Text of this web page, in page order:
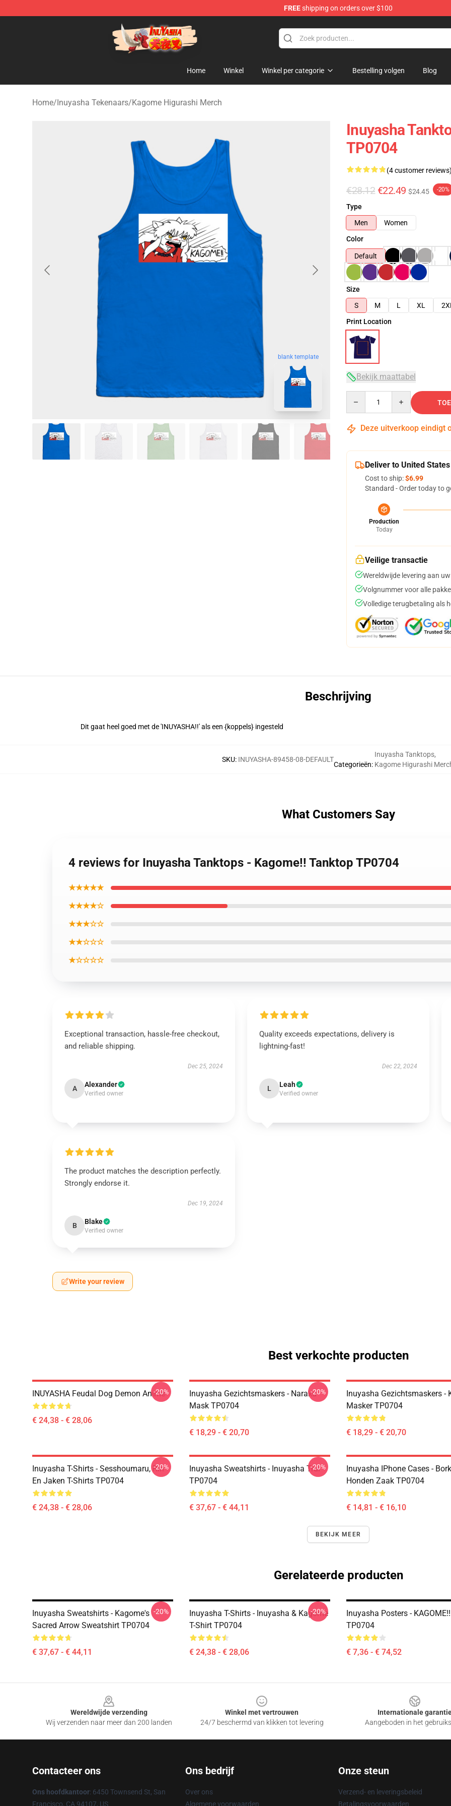
FREEshipping on orders over $100
Inuyasha Store - Official Inuyasha Merchandise Shop
Home Winkel Winkel per categorie Bestelling volgen Blog
Home/Inuyasha Tekenaars/Kagome Higurashi Merch
blank template
Inuyasha
TP0704
(4 customer reviews)
€28.12 €22.49 $24.45 -20%
Type
Men
Women
Color
Default
Size
S
M L XL 2XL
Print Location
Bekijk maattabel
Deze uitverkoop eindigt
Deliver to United States
Cost to ship:$6.99
Standard - Order today to
Production
Today
Veilige transactie
Wereldwijde levering aan
Volgnummer voor alle
Volledige terugbetaling als
Beschrijving
Dit gaat heel goed met de 'INUYASHA!!' als een {koppels} ingesteld
SKU: INUYASHA-89458-08-DEFAULT
Categorieën:
Inuyasha Tanktops,
Kagome Higurashi
What Customers Say
4 reviews for Inuyasha Tanktops - Kagome!! Tanktop TP0704
★★★★★
★★★★☆
★★★☆☆
★★☆☆☆
★☆☆☆☆
Exceptional transaction, hassle-free checkout,
and reliable shipping.
Dec 25, 2024
A Alexander
Verified owner
Quality exceeds expectations, delivery is
lightning-fast!
Dec 22, 2024
L Leah
Verified owner
The product matches the description perfectly.
Strongly endorse it.
Dec 19, 2024
B Blake
Verified owner
Write your review
Best verkochte producten
INUYASHA Feudal Dog Demon Anime
€ 24,38 - € 28,06
-20%
Inuyasha Gezichtsmaskers - Naraku
Mask TP0704
€ 18,29 - € 20,70
-20%
Inuyasha Gezichtsmaskers -
Masker TP0704
€ 18,29 - € 20,70
Inuyasha T-Shirts - Sesshoumaru, Rin
En Jaken T-Shirts TP0704
€ 24,38 - € 28,06
-20%
Inuyasha Sweatshirts - Inuyasha Trui
TP0704
€ 37,67 - € 44,11
-20%
Inuyasha IPhone Cases -
Honden Zaak TP0704
€ 14,81 - € 16,10
BEKIJK MEER
Gerelateerde producten
Inuyasha Sweatshirts - Kagome's
Sacred Arrow Sweatshirt TP0704
€ 37,67 - € 44,11
-20%
Inuyasha T-Shirts - Inuyasha & Kagome
T-Shirt TP0704
€ 24,38 - € 28,06
-20%
Inuyasha Posters -
TP0704
€ 7,36 - € 74,52
Wereldwijde verzending
Wij verzenden naar meer dan 200 landen
Winkel met vertrouwen
24/7 beschermd van klikken tot levering
Internationale
Aangeboden in het
Contacteer ons
Ons hoofdkantoor: 6450 Townsend St, San
Francisco, CA 94107, US
Ons bedrijf
Over ons
Algemene voorwaarden
Onze steun
Verzend- en leveringsbeleid
Betalingsvoorwaarden